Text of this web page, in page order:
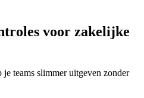
voor zakelijke
teams slimmer uitgeven zonder